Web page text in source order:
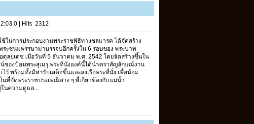
| Hits 2312
ในการประกอบงานพระราชพิธีทางชลมารค ได้จัดสร้าง
ระชนมพรรษามาบรรจบอีกครั้งใน 6 รอบของ พระบาท
ดุลยเดช เมื่อวันที่ 5 ธันวาคม พ.ศ. 2542 โดยจัดสร้างขึ้นใน
ของป้อมพระสุเมรุ พระที่นั่งองค์นี้ได้นำตราสัญลักษณ์งาน
ไว้ พร้อมทั้งมีท่ารับเสด็จขึ้นและลงเรือพระที่นั่ง เพื่อน้อม
นที่จัดพระราชประเพณีต่าง ๆ ที่เกี่ยวข้องกับแม่น้ำ
ในความดูแล...